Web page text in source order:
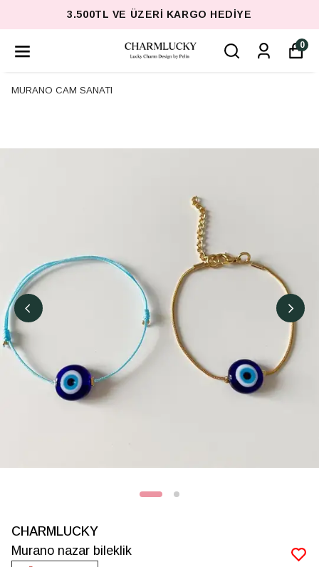
3.500TL VE ÜZERI KARGO HEDIYE
0
MURANO CAM SANATI
CHARMLUCKY
Murano nazar bileklik